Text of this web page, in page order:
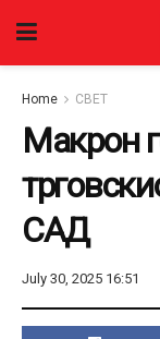
Home СВЕТ
Макрон
САД
July 30, 2025 16:51